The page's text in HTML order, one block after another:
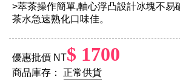
>萃茶操作簡單,軸心浮凸設計冰塊不易
茶水急速熟化口味佳。
優惠批價 NT$ 1700
商品庫存：
正常供貨